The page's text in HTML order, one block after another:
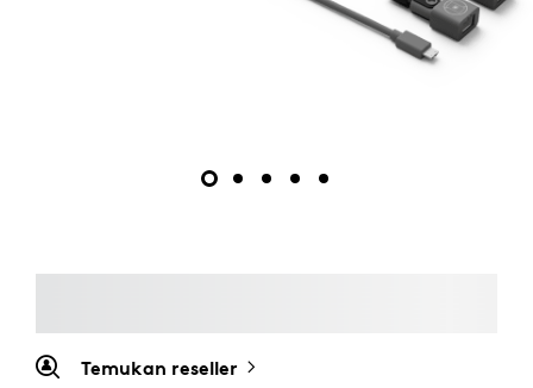
Temukan reseller